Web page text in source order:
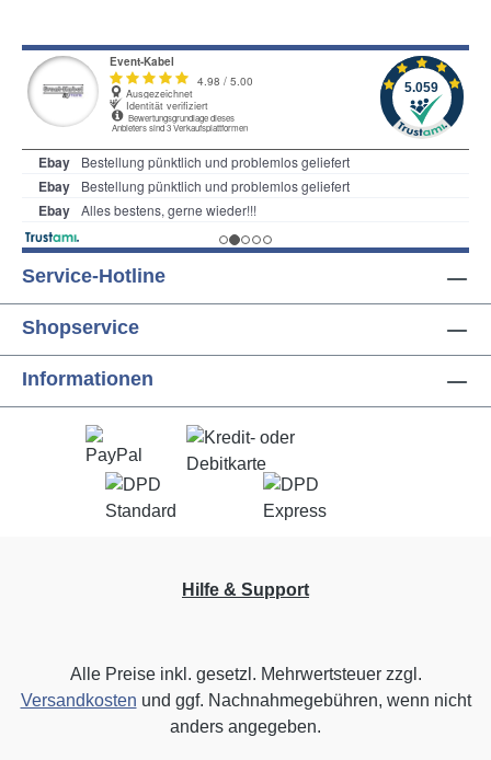
Service-Hotline
Shopservice
Informationen
Hilfe & Support
Alle Preise inkl. gesetzl. Mehrwertsteuer zzgl.
Versandkosten und ggf. Nachnahmegebühren, wenn nicht
anders angegeben.